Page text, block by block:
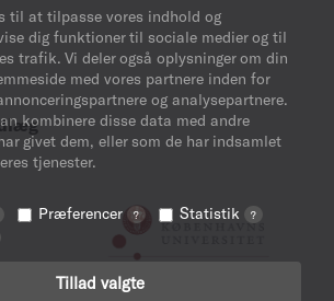
til at tilpasse vores indhold og
dig funktioner til sociale medier og til
trafik. Vi deler også oplysninger om din
med vores partnere inden for
og analysepartnere.
kombinere disse data med andre
givet dem, eller som de har indsamlet
tjenester.
Præferencer ? Statistik ?
Tillad valgte